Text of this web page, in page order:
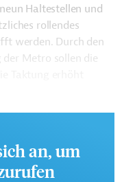
Haltestellen und
rollendes
werden. Durch den
Metro sollen die
an, um